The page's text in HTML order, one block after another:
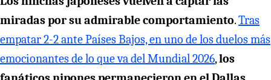
miradas por su admirable comportamiento.Tras
empatar 2-2 ante Países Bajos, en uno de los duelos más
emocionantes de lo que va del Mundial 2026,los